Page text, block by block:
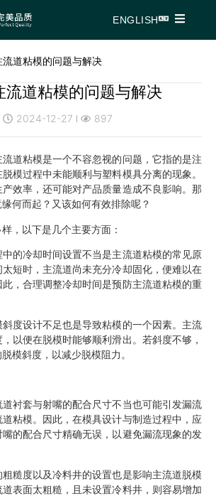
ENGLISH
道粘模的问题与解决
流道粘模的问题与解决
2024-12-27 897
道粘模是一个不容忽视的问题，它指的是注
模过程中未能顺利与塑料模具分离的现象。
效率，还可能对产品质量造成不良影响。那
何而起？又该如何有效排除呢？
，以下是几个主要方面：
的冷却时间设置不当是主流道粘模的常见原
短时，主流道尚未充分冷却固化，便难以在
，合理调整冷却时间是预防主流道粘模的重
度设计不足也是导致粘模的一个因素。主流
以便在脱模时能够顺利滑出。若斜度不够，
模斜度，以减少脱模阻力。
衬套与射嘴的配合尺寸不当也可能引发漏流
粘模。因此，在模具设计与制造过程中，应
的配合尺寸精确无误，以避免漏流现象的发
糙度以及冷料井的设置也是影响主流道脱模
表面太粗糙，且未设置冷料井，则容易增加